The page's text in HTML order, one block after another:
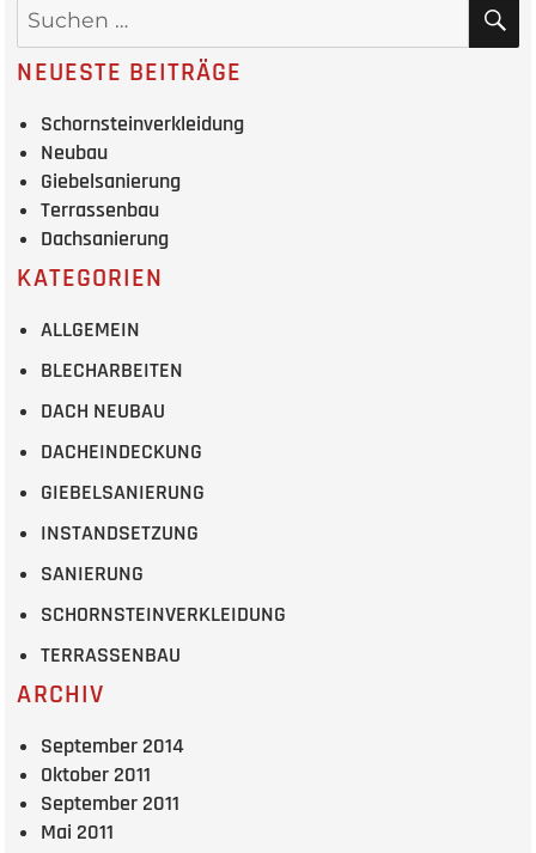
NEUESTE BEITRÄGE
Schornsteinverkleidung
Neubau
Giebelsanierung
Terrassenbau
Dachsanierung
KATEGORIEN
ALLGEMEIN
BLECHARBEITEN
DACH NEUBAU
DACHEINDECKUNG
GIEBELSANIERUNG
INSTANDSETZUNG
SANIERUNG
SCHORNSTEINVERKLEIDUNG
TERRASSENBAU
ARCHIV
September 2014
Oktober 2011
September 2011
Mai 2011